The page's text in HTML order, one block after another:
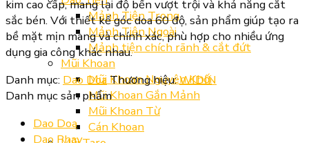
Mảnh Tiện Trong
Mảnh Tiện Ngoài
Mảnh tiện chích rãnh & cắt đứt
Mũi Khoan
Mũi Khoan Nguyên Khối
Mũi Khoan Gắn Mảnh
Mũi Khoan Từ
Cán Khoan
kim cao cấp, mang lại độ bền vượt trội và khả năng cắt
sắc bén. Với thiết kế góc doa 60 độ, sản phẩm giúp tạo ra
bề mặt mịn màng và chính xác, phù hợp cho nhiều ứng
dụng gia công khác nhau.
Danh mục: Dao DoaThương hiệu:WIDIN
Danh mục sản phẩm
Dao Doa
Dao Phay